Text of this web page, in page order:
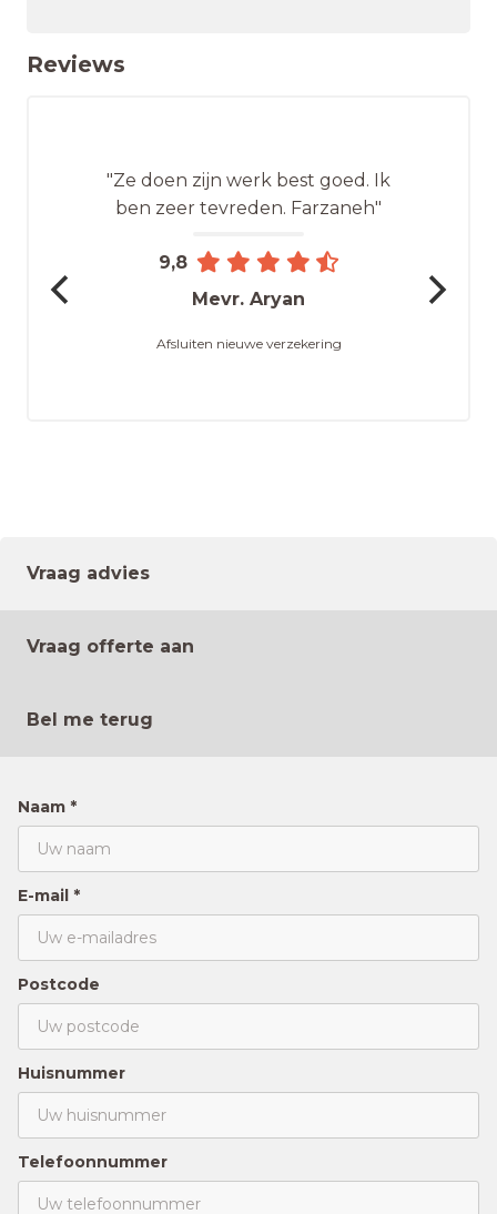
Reviews
"Ze doen zijn werk best goed. Ik
ben zeer tevreden. Farzaneh"
9,8
Mevr. Aryan
Afsluiten nieuwe verzekering
Vraag advies
Vraag offerte aan
Bel me terug
Naam *
E-mail *
Postcode
Huisnummer
Telefoonnummer